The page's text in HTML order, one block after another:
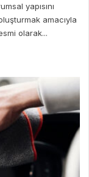
yapısını
amacıyla
olarak...